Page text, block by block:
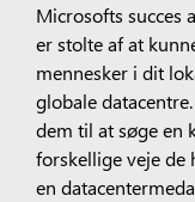
Microsofts succes
er stolte af at
mennesker i dit
globale datacentre.
dem til at søge en
forskellige veje de
en